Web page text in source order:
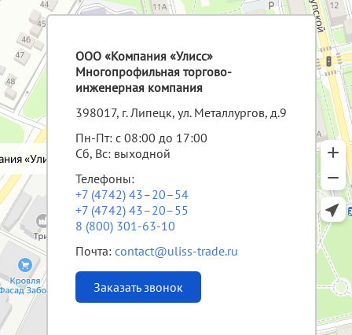
ООО «Компания «Улисс»
Многопрофильная торгово-
инженерная компания
398017, г. Липецк, ул. Металлургов, д.9
Пн-Пт: с 08:00 до 17:00
Сб, Вс: выходной
Телефоны:
+7 (4742) 43–20–54
+7 (4742) 43–20–55
8 (800) 301-63-10
Почта:contact@uliss-trade.ru
Заказать звонок